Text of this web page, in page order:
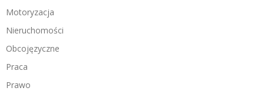
Motoryzacja
Nieruchomości
Obcojęzyczne
Praca
Prawo